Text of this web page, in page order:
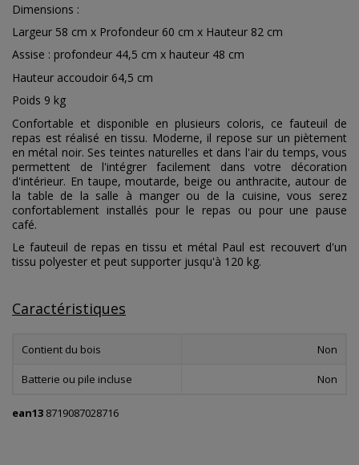
Dimensions :
Largeur 58 cm x Profondeur 60 cm x Hauteur 82 cm
Assise : profondeur 44,5 cm x hauteur 48 cm
Hauteur accoudoir 64,5 cm
Poids 9 kg
Confortable et disponible en plusieurs coloris, ce fauteuil de
repas est réalisé en tissu. Moderne, il repose sur un piètement
en métal noir. Ses teintes naturelles et dans l'air du temps, vous
permettent de l'intégrer facilement dans votre décoration
d'intérieur. En taupe, moutarde, beige ou anthracite, autour de
la table de la salle à manger ou de la cuisine, vous serez
confortablement installés pour le repas ou pour une pause
café.
Le fauteuil de repas en tissu et métal Paul est recouvert d'un
tissu polyester et peut supporter jusqu'à 120 kg.
Caractéristiques
Contient du bois Non
Batterie ou pile incluse Non
ean13 8719087028716